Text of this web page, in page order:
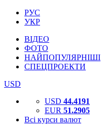
РУС
УКР
ВІДЕО
ФОТО
НАЙПОПУЛЯРНІШІ
СПЕЦПРОЕКТИ
USD
USD 44.4191
EUR 51.2905
Всі курси валют